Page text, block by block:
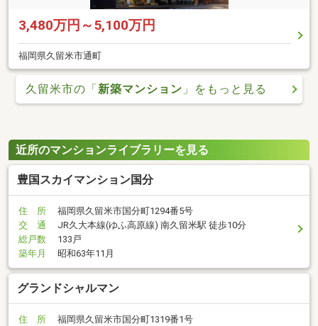
3,480万円～5,100万円
福岡県久留米市通町
久留米市の「新築マンション 」をもっと見る
近所のマンションライブラリーを見る
豊国スカイマンション国分
住 所
福岡県久留米市国分町1294番5号
交 通
JR久大本線(ゆふ高原線) 南久留米駅 徒歩10分
総戸数
133戸
築年月
昭和63年11月
グランドシャルマン
住 所
福岡県久留米市国分町1319番1号